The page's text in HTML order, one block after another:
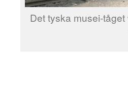
Det tyska musei-